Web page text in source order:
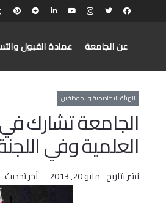
عن الجامعة عمادة القبول
الهيئة الاكاديمية والموظفين
الجامعة تشارك
العلمية وفي
نشر بتاريخ مايو 20, 2013 آخر تحديث